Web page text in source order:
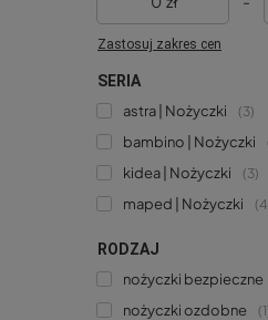
Zastosuj zakres cen
SERIA
astra | Nożyczki
3
bambino | Nożyczki
kidea | Nożyczki 3
maped | Nożyczki 4
RODZAJ
nożyczki bezpieczne
nożyczki ozdobne 1